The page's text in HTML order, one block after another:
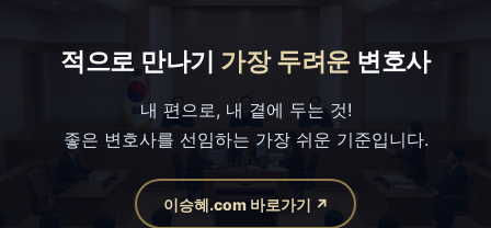
적으로 만나기 가장 두려운변호사
내 편으로, 내 곁에 두는 것!
좋은 변호사를 선임하는 가장 쉬운 기준입니다.
이승혜.com 바로가기 ↗